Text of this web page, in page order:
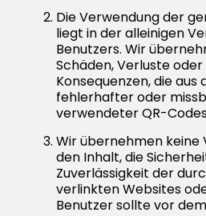
Die Verwendung der
liegt in der alleinigen
Benutzers. Wir
Schäden, Verluste
Konsequenzen, die
fehlerhafter oder
verwendeter QR-
Wir übernehmen
den Inhalt, die
Zuverlässigkeit der
verlinkten Websites
Benutzer sollte vor